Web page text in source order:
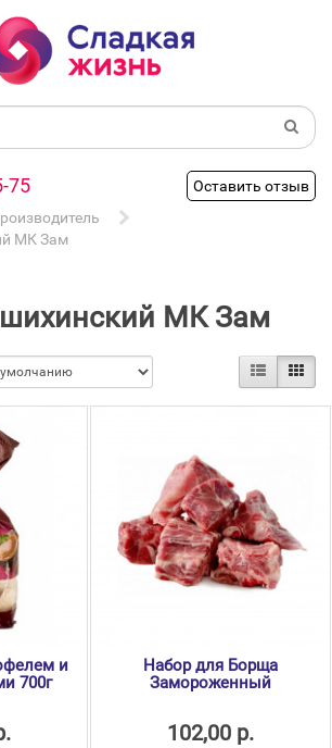
75
Оставить отзыв
МК Зам
МК Зам
и
700г
Набор для Борща
Замороженный
102,00 р.